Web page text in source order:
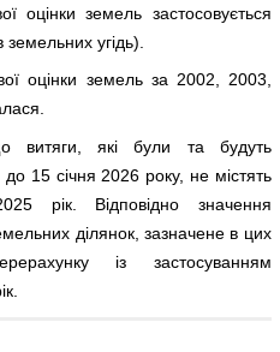
оцінки земель застосовується
земельних угідь).
оцінки земель за 2002, 2003,
витяги, які були та будуть
15 січня 2026 року, не містять
рік. Відповідно значення
ділянок, зазначене в цих
із застосуванням